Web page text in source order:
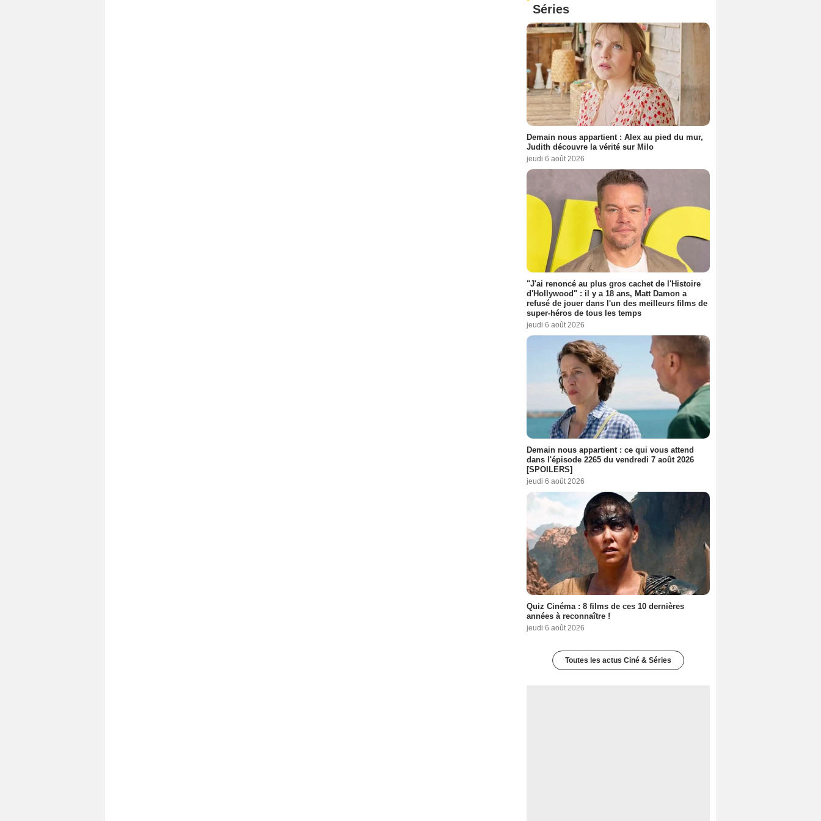
Séries
Demain nous appartient : Alex au pied du mur,
Judith découvre la vérité sur Milo
jeudi 6 août 2026
"J'ai renoncé au plus gros cachet de l'Histoire
d'Hollywood" : il y a 18 ans, Matt Damon a
refusé de jouer dans l'un des meilleurs films de
super-héros de tous les temps
jeudi 6 août 2026
Demain nous appartient : ce qui vous attend
dans l'épisode 2265 du vendredi 7 août 2026
[SPOILERS]
jeudi 6 août 2026
Quiz Cinéma : 8 films de ces 10 dernières
années à reconnaître !
jeudi 6 août 2026
Toutes les actus Ciné & Séries